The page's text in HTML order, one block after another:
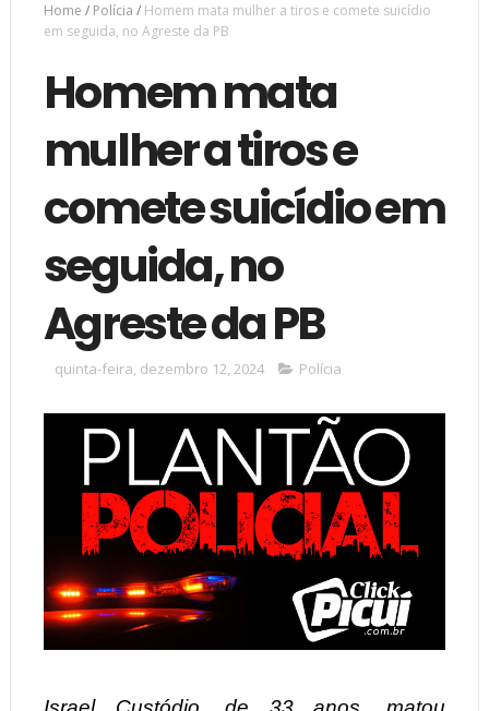
Home / Polícia / Homem mata mulher a tiros e comete suicídio
em seguida, no Agreste da PB
Homem mata
mulher a tiros e
comete suicídio em
seguida, no
Agreste da PB
quinta-feira, dezembro 12, 2024 Polícia